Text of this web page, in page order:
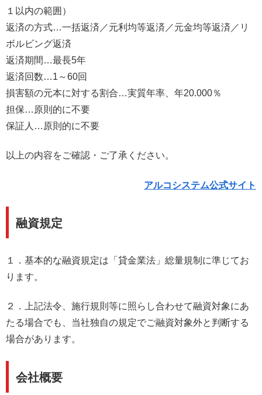
１以内の範囲）
返済の方式…一括返済／元利均等返済／元金均等返済／リ
ボルビング返済
返済期間…最長5年
返済回数…1～60回
損害額の元本に対する割合…実質年率、年20.000％
担保…原則的に不要
保証人…原則的に不要
以上の内容をご確認・ご了承ください。
アルコシステム公式サイト
融資規定
１．基本的な融資規定は「貸金業法」総量規制に準じてお
ります。
２．上記法令、施行規則等に照らし合わせて融資対象にあ
たる場合でも、当社独自の規定でご融資対象外と判断する
場合があります。
会社概要